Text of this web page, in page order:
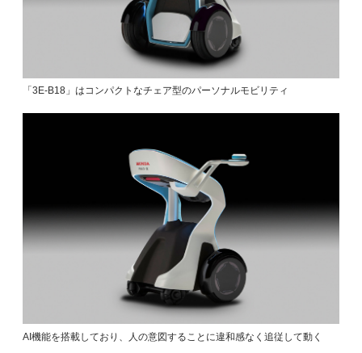
「3E-B18」はコンパクトなチェア型のパーソナルモビリティ
AI機能を搭載しており、人の意図することに違和感なく追従して動く